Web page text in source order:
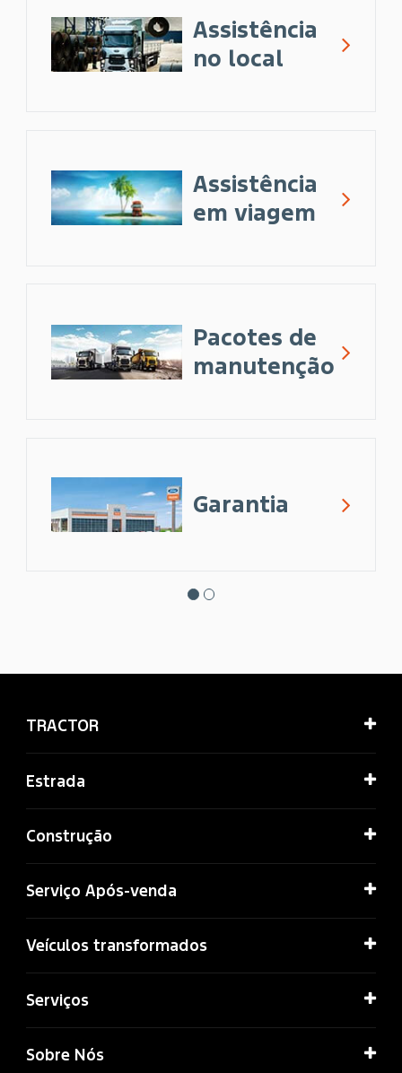
Assistência
no local
Assistência
em viagem
Pacotes de
manutenção
Garantia
TRACTOR
Estrada
Construção
Serviço Após-venda
Veículos transformados
Serviços
Sobre Nós